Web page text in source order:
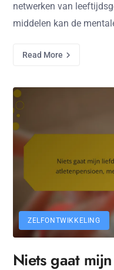
netwerken van
middelen kan de
Read More
ZELFONTWIKKELING
Niets gaat